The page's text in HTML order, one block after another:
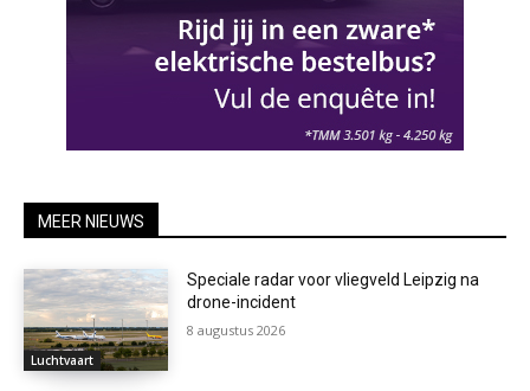
MEER NIEUWS
Luchtvaart
Speciale radar voor vliegveld Leipzig na
drone-incident
8 augustus 2026